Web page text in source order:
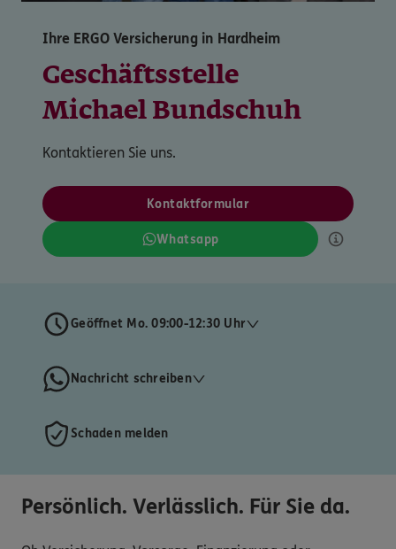
Ihre ERGO Versicherung in Hardheim
Geschäftsstelle
Michael Bundschuh
Kontaktieren Sie uns.
Kontaktformular
Whatsapp
Geöffnet Mo. 09:00-12:30 Uhr
Nachricht schreiben
Schaden melden
Persönlich. Verlässlich. Für Sie da.